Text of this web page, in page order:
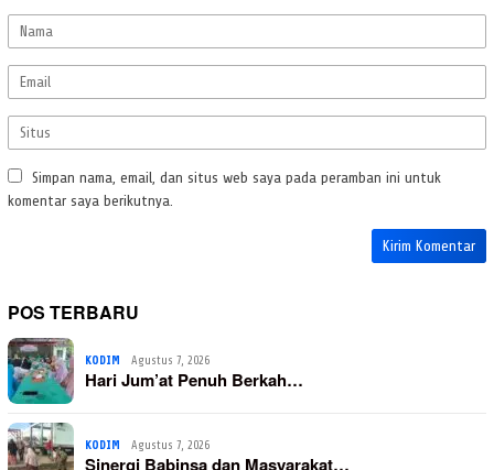
Simpan nama, email, dan situs web saya pada peramban ini untuk
komentar saya berikutnya.
POS TERBARU
KODIM Agustus 7, 2026
Hari Jum’at Penuh Berkah…
KODIM Agustus 7, 2026
Sinergi Babinsa dan Masyarakat…